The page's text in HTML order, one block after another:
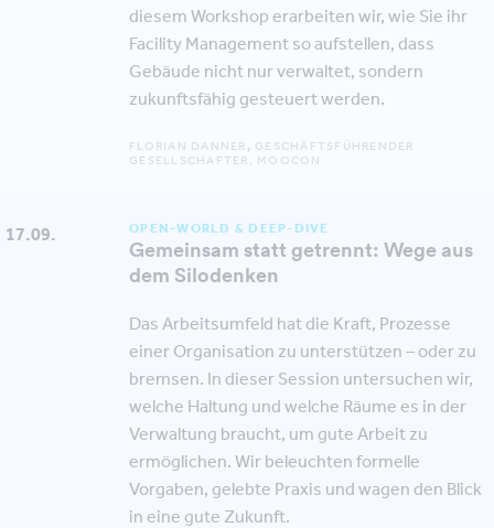
diesem Workshop erarbeiten wir, wie Sie ihr
Facility Management so aufstellen, dass
Gebäude nicht nur verwaltet, sondern
zukunftsfähig gesteuert werden.
FLORIAN DANNER , GESCHÄFTSFÜHRENDER
GESELLSCHAFTER, MOOCON
17.09. OPEN-WORLD & DEEP-DIVE
Gemeinsam statt getrennt: Wege aus
dem Silodenken
Das Arbeitsumfeld hat die Kraft, Prozesse
einer Organisation zu unterstützen – oder zu
bremsen. In dieser Session untersuchen wir,
welche Haltung und welche Räume es in der
Verwaltung braucht, um gute Arbeit zu
ermöglichen. Wir beleuchten formelle
Vorgaben, gelebte Praxis und wagen den Blick
in eine gute Zukunft.